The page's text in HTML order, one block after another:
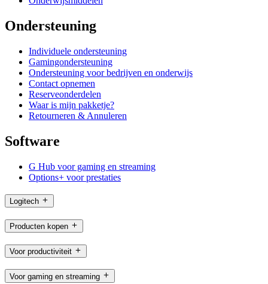
Ondersteuning
Individuele ondersteuning
Gamingondersteuning
Ondersteuning voor bedrijven en onderwijs
Contact opnemen
Reserveonderdelen
Waar is mijn pakketje?
Retourneren & Annuleren
Software
G Hub voor gaming en streaming
Options+ voor prestaties
Logitech
Producten kopen
Voor productiviteit
Voor gaming en streaming